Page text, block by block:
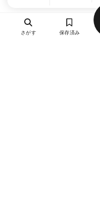
さがす 保存済み